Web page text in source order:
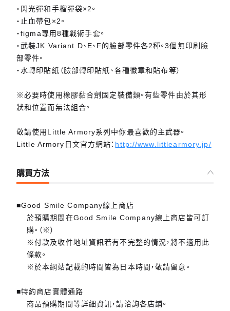
・閃光彈和手榴彈袋×2。
・止血帶包×2。
・figma專用8種戰術手套。
・武裝JK Variant D、E、F的臉部零件各2種。3個無印刷臉
部零件。
・水轉印貼紙（臉部轉印貼紙、各種徽章和貼布等）
※必要時使用橡膠黏合劑固定裝備類。有些零件由於其形
狀和位置而無法組合。
敬請使用Little Armory系列中你最喜歡的主武器。
Little Armory日文官方網站： http://www.littlearmory.jp/
購買方法
■Good Smile Company線上商店
於預購期間在Good Smile Company線上商店皆可訂
購。（※）
※付款及收件地址資訊若有不完整的情況，將不適用此
條款。
※於本網站記載的時間皆為日本時間，敬請留意。
■特約商店實體通路
商品預購期間等詳細資訊，請洽詢各店鋪。